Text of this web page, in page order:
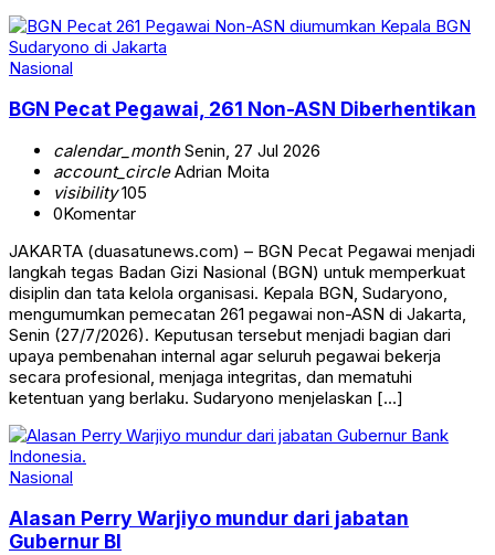
Nasional
BGN Pecat Pegawai, 261 Non-ASN Diberhentikan
calendar_monthSenin, 27 Jul 2026
account_circleAdrian Moita
visibility105
0Komentar
JAKARTA (duasatunews.com) – BGN Pecat Pegawai menjadi
langkah tegas Badan Gizi Nasional (BGN) untuk memperkuat
disiplin dan tata kelola organisasi. Kepala BGN, Sudaryono,
mengumumkan pemecatan 261 pegawai non-ASN di Jakarta,
Senin (27/7/2026). Keputusan tersebut menjadi bagian dari
upaya pembenahan internal agar seluruh pegawai bekerja
secara profesional, menjaga integritas, dan mematuhi
ketentuan yang berlaku. Sudaryono menjelaskan […]
Nasional
Alasan Perry Warjiyo mundur dari jabatan
Gubernur BI